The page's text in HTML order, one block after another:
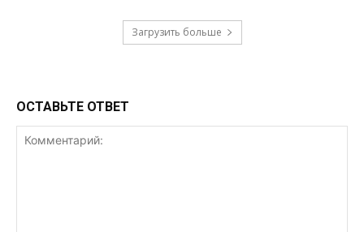
Загрузить больше
ОСТАВЬТЕ ОТВЕТ